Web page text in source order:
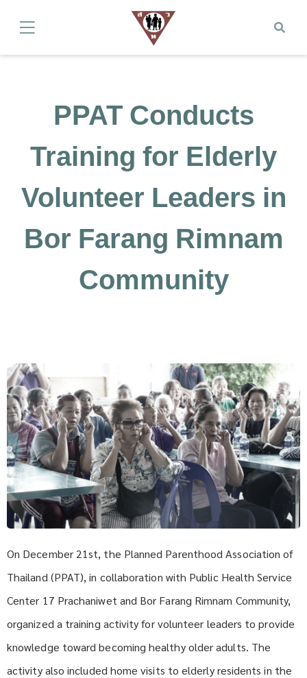
PPAT Conducts
Training for Elderly
Volunteer Leaders in
Bor Farang Rimnam
Community
On December 21st, the Planned Parenthood Association of
Thailand (PPAT), in collaboration with Public Health Service
Center 17 Prachaniwet and Bor Farang Rimnam Community,
organized a training activity for volunteer leaders to provide
knowledge toward becoming healthy older adults. The
activity also included home visits to elderly residents in the